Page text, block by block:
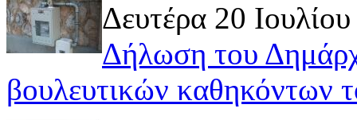
Δευτέρα 20
Δήλωση του
βουλευτικών καθηκόντων